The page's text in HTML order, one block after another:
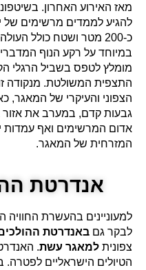
מאז האירוע האחרון.
להגיע לממדים מרשימים של
במיוחד על רקע הנוף
התצפית המשולטת. מנקודה
הצפוני והעיקרי של המאגר,
גבעות קדם, במערב את
אדום המרשימים ואף עמדות
המזרחית של המאגר.
אנדרטת
למעוניינים בהעשרת החוויה
לבקר גם באנדרטת
צפונית למאגר עשת.
הטיולים הישראליים